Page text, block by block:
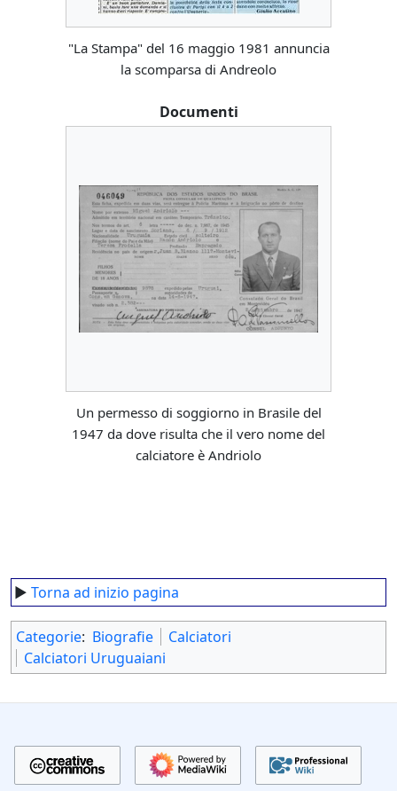
"La Stampa" del 16 maggio 1981 annuncia
la scomparsa di Andreolo
Documenti
Un permesso di soggiorno in Brasile del
1947 da dove risulta che il vero nome del
calciatore è Andriolo
► Torna ad inizio pagina
Categorie: Biografie
Calciatori
Calciatori Uruguaiani